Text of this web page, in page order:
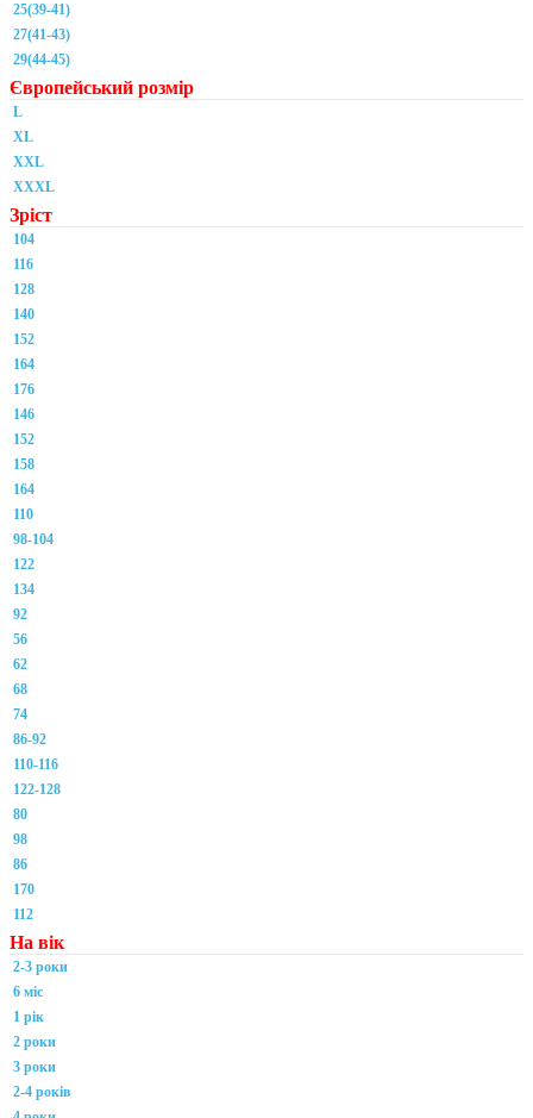
25(39-41)
27(41-43)
29(44-45)
Європейський розмір
L
XL
XXL
XXXL
Зріст
104
116
128
140
152
164
176
146
152
158
164
110
98-104
122
134
92
56
62
68
74
86-92
110-116
122-128
80
98
86
170
112
На вік
2-3 роки
6 міс
1 рік
2 роки
3 роки
2-4 років